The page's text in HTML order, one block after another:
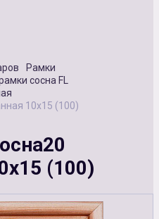
Рамки
сосна FL
10х15 (100)
(100)